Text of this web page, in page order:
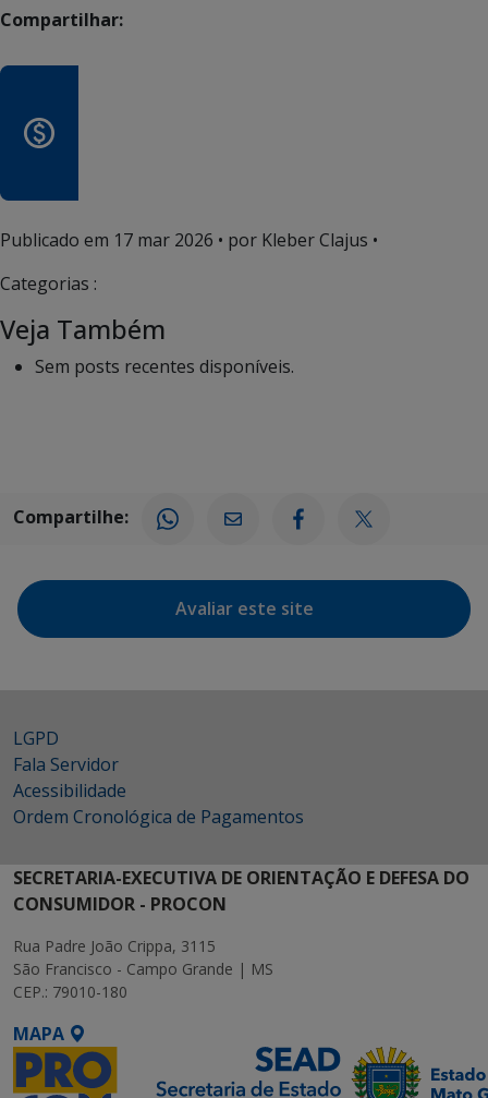
Compartilhar:
Publicado em 17 mar 2026 • por Kleber Clajus •
Categorias :
Veja Também
Sem posts recentes disponíveis.
Compartilhe:
Avaliar este site
LGPD
Fala Servidor
Acessibilidade
Ordem Cronológica de Pagamentos
SECRETARIA-EXECUTIVA DE ORIENTAÇÃO E DEFESA DO
CONSUMIDOR - PROCON
Rua Padre João Crippa, 3115
São Francisco - Campo Grande | MS
CEP.: 79010-180
MAPA